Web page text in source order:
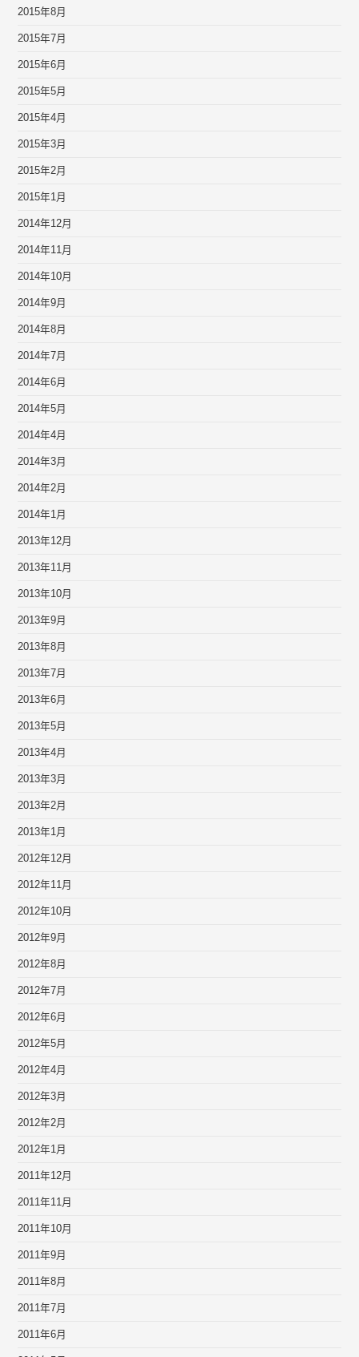
2015年8月
2015年7月
2015年6月
2015年5月
2015年4月
2015年3月
2015年2月
2015年1月
2014年12月
2014年11月
2014年10月
2014年9月
2014年8月
2014年7月
2014年6月
2014年5月
2014年4月
2014年3月
2014年2月
2014年1月
2013年12月
2013年11月
2013年10月
2013年9月
2013年8月
2013年7月
2013年6月
2013年5月
2013年4月
2013年3月
2013年2月
2013年1月
2012年12月
2012年11月
2012年10月
2012年9月
2012年8月
2012年7月
2012年6月
2012年5月
2012年4月
2012年3月
2012年2月
2012年1月
2011年12月
2011年11月
2011年10月
2011年9月
2011年8月
2011年7月
2011年6月